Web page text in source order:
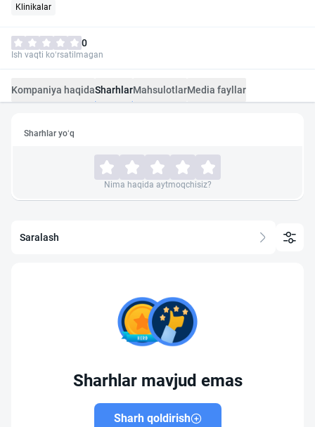
Klinikalar
0
Ish vaqti ko‘rsatilmagan
Kompaniya haqidaSharhlarMahsulotlarMedia fayllar
Sharhlar yo‘q
Nima haqida aytmoqchisiz?
Saralash
Sharhlar mavjud emas
Sharh qoldirish